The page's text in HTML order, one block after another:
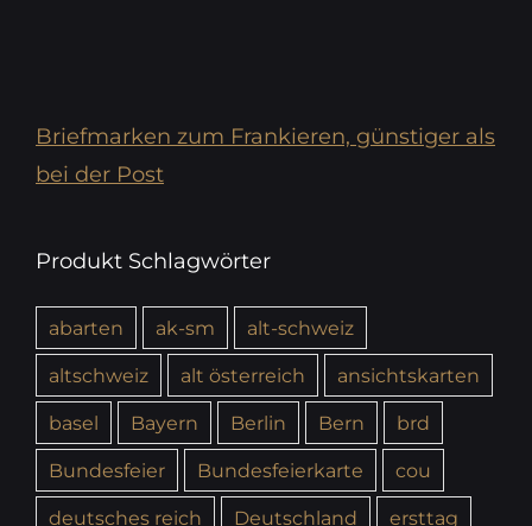
Briefmarken zum Frankieren, günstiger als
bei der Post
Produkt Schlagwörter
abarten ak-sm
alt-schweiz
altschweiz
alt österreich
ansichtskarten
basel
Bayern Berlin Bern
brd
Bundesfeier
Bundesfeierkarte
cou
deutsches reich
Deutschland
ersttag